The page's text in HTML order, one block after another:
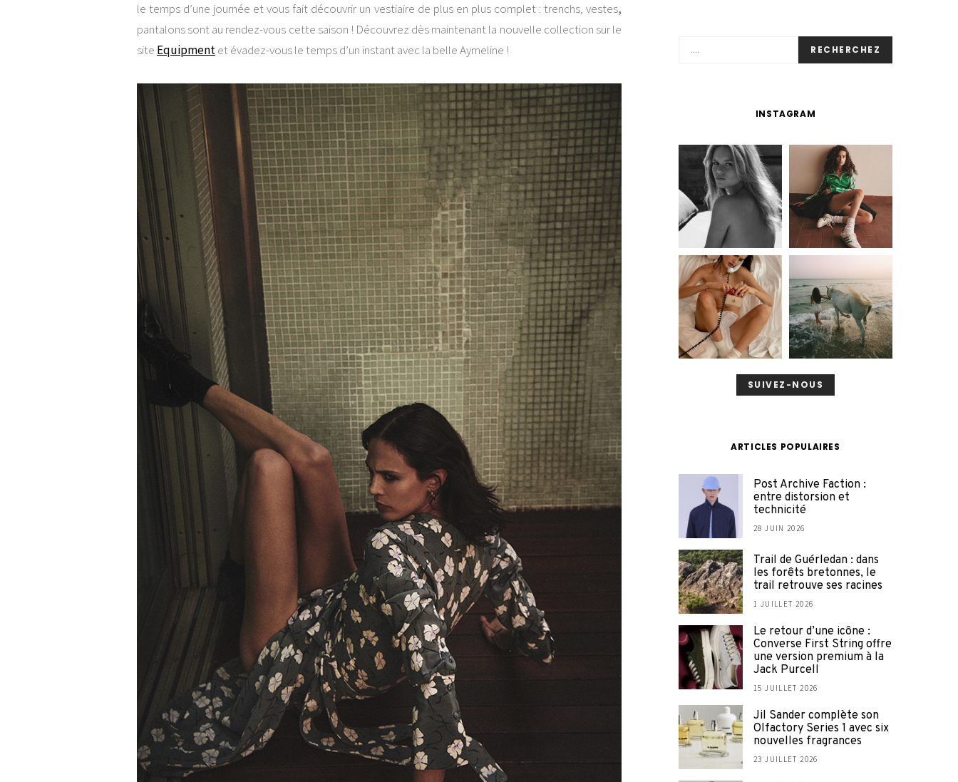
le temps d’une journée et vous fait découvrir un vestiaire de plus en plus complet : trenchs, vestes,
pantalons sont au rendez-vous cette saison ! Découvrez dès maintenant la nouvelle collection sur le
site Equipmentet évadez-vous le temps d’un instant avec la belle Aymeline ! RECHERCHEZ
INSTAGRAM
SUIVEZ-NOUS
ARTICLES POPULAIRES
Post Archive Faction :
entre distorsion et
technicité
28 JUIN 2026
Trail de Guérledan : dans
les forêts bretonnes, le
trail retrouve ses racines
1 JUILLET 2026
Le retour d’une icône :
Converse First String offre
une version premium à la
Jack Purcell
15 JUILLET 2026
Jil Sander complète son
Olfactory Series 1 avec six
nouvelles fragrances
23 JUILLET 2026